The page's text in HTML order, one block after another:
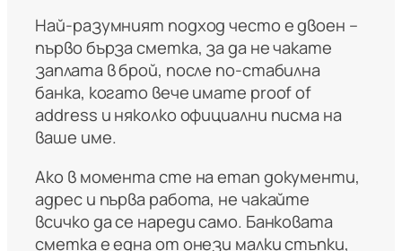
Най-разумният подход често е двоен –
първо бърза сметка, за да не чакате
заплата в брой, после по-стабилна
банка, когато вече имате proof of
address и няколко официални писма на
ваше име.
Ако в момента сте на етап документи,
адрес и първа работа, не чакайте
всичко да се нареди само. Банковата
сметка е една от онези малки стъпки,